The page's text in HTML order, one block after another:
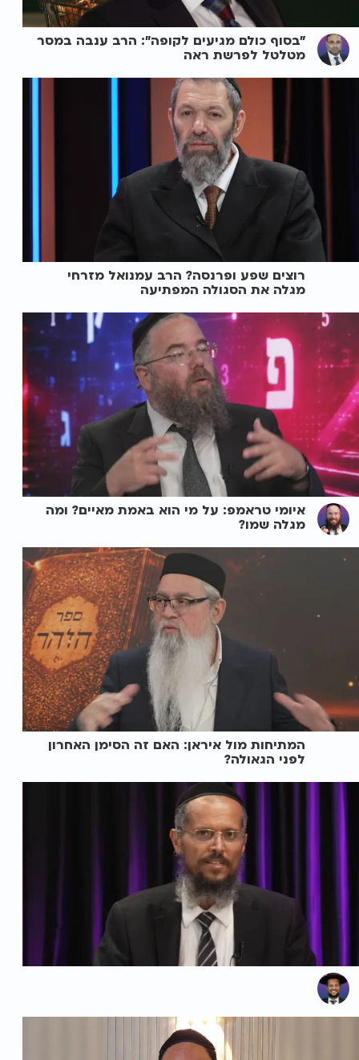
"בסוף כולם מגיעים לקופה": הרב ענבה במסר
מטלטל לפרשת ראה
רוצים שפע ופרנסה? הרב עמנואל מזרחי
מגלה את הסגולה המפתיעה
איומי טראמפ: על מי הוא באמת מאיים? ומה
מגלה שמו?
המתיחות מול איראן: האם זה הסימן האחרון
לפני הגאולה?